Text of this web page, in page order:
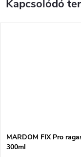
Kapcsolódó
MARDOM FIX Pro
300ml